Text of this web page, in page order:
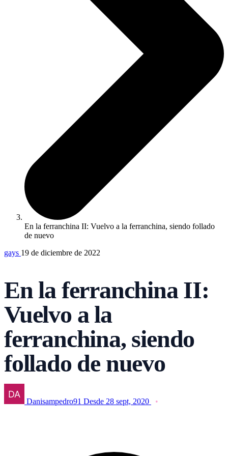
En la ferranchina II: Vuelvo a la ferranchina, siendo follado
de nuevo
gays 19 de diciembre de 2022
En la ferranchina II:
Vuelvo a la
ferranchina, siendo
follado de nuevo
Danisampedro91 Desde 28 sept, 2020